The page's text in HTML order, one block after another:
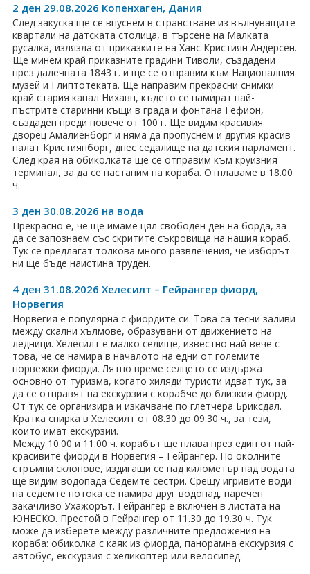
Швеция
ПРАЗНИЦИ
Празници в България
Предколедни
Нова година
Великден 2026
ЕКЗОТИКА
Екзотични почивки
КРУИЗИ
ХОТЕЛИ
Хотели в България
Хотели в чужбина
ЕЗИКОВО УЧИЛИЩЕ
SUMMER ENGLISH TALENTS ACADEMY
ВХОД ЗА АГЕНТИ
2 ден 29.08.2026 Копенхаген, Дания
След закуска ще се впуснем в странстване из вълнуващите
квартали на датската столица, в търсене на Малката
русалка, излязла от приказките на Ханс Кристиян Андерсен.
Ще минем край приказните градини Тиволи, създадени
през далечната 1843 г. и ще се отправим към Националния
музей и Глиптотеката. Ще направим прекрасни снимки
край стария канал Нихавн, където се намират най-
пъстрите старинни къщи в града и фонтана Гефион,
създаден преди повече от 100 г. Ще видим красивия
дворец Амалиенборг и няма да пропуснем и другия красив
палат Кристиянборг, днес седалище на датския парламент.
След края на обиколката ще се отправим към круизния
терминал, за да се настаним на кораба. Отплаваме в 18.00
ч.
3 ден 30.08.2026 на вода
Прекрасно е, че ще имаме цял свободен ден на борда, за
да се запознаем със скритите съкровища на нашия кораб.
Тук се предлагат толкова много развлечения, че изборът
ни ще бъде наистина труден.
4 ден 31.08.2026 Хелесилт – Гейрангер фиорд,
Норвегия
Норвегия е популярна с фиордите си. Това са тесни заливи
между скални хълмове, образувани от движението на
ледници. Хелесилт е малко селище, известно най-вече с
това, че се намира в началото на едни от големите
норвежки фиорди. Лятно време селцето се издържа
основно от туризма, когато хиляди туристи идват тук, за
да се отправят на екскурзия с корабче до близкия фиорд.
От тук се организира и изкачване по глетчера Бриксдал.
Кратка спирка в Хелесилт от 08.30 до 09.30 ч., за тези,
които имат екскурзии.
Между 10.00 и 11.00 ч. корабът ще плава през един от най-
красивите фиорди в Норвегия – Гейрангер. По околните
стръмни склонове, издигащи се над километър над водата
ще видим водопада Седемте сестри. Срещу игривите води
на седемте потока се намира друг водопад, наречен
закачливо Ухажорът. Гейрангер е включен в листата на
ЮНЕСКО. Престой в Гейрангер от 11.30 до 19.30 ч. Тук
може да изберете между различните предложения на
кораба: обиколка с каяк из фиорда, панорамна екскурзия с
автобус, екскурзия с хеликоптер или велосипед.